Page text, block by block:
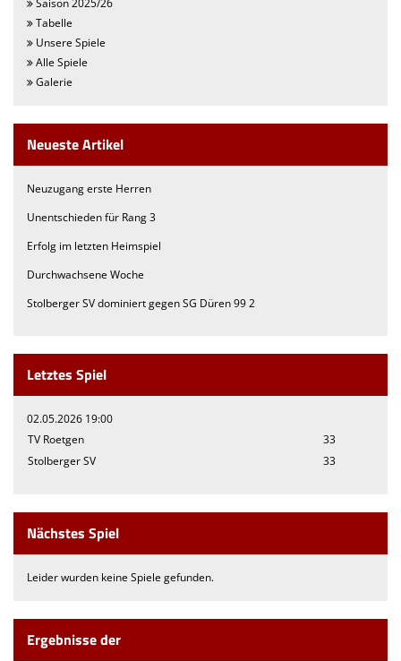
Saison 2025/26
Tabelle
Unsere Spiele
Alle Spiele
Galerie
Neueste Artikel
Neuzugang erste Herren
Unentschieden für Rang 3
Erfolg im letzten Heimspiel
Durchwachsene Woche
Stolberger SV dominiert gegen SG Düren 99 2
Letztes Spiel
02.05.2026 19:00
TV Roetgen
33
Stolberger SV
33
Nächstes Spiel
Leider wurden keine Spiele gefunden.
Ergebnisse der